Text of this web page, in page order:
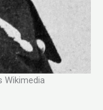
Wikimedia